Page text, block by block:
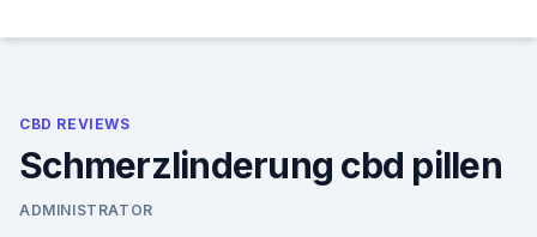
CBD REVIEWS
Schmerzlinderung cbd pillen
ADMINISTRATOR